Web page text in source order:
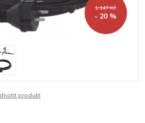
1 147 Kč
- 20 %
produkt